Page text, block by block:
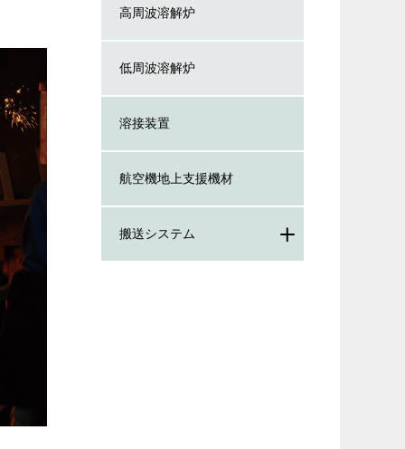
高周波溶解炉
低周波溶解炉
溶接装置
航空機地上支援機材
搬送システム